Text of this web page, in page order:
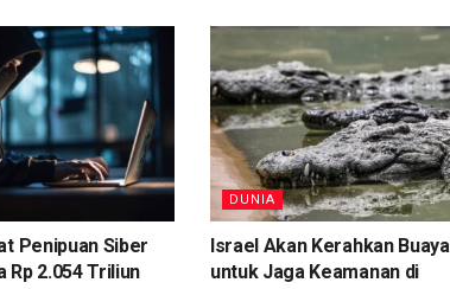
Penipuan Siber
Rp 2.054 Triliun
DUNIA
Israel Akan Kerahkan Buaya
untuk Jaga Keamanan di